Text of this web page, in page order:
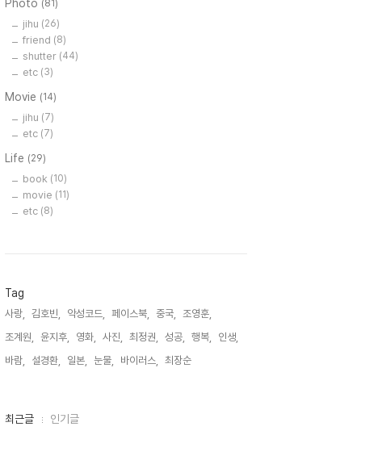
Photo (81)
jihu (26)
friend (8)
shutter (44)
etc (3)
Movie (14)
jihu (7)
etc (7)
Life (29)
book (10)
movie (11)
etc (8)
Tag
사랑, 김호빈, 악성코드, 페이스북, 중국,
조영훈,
조계원,
윤지후, 영화, 사진, 최정권, 성공, 행복,
인생,
바람,
설경환, 일본, 눈물, 바이러스, 최장순,
최
최근글 인기글